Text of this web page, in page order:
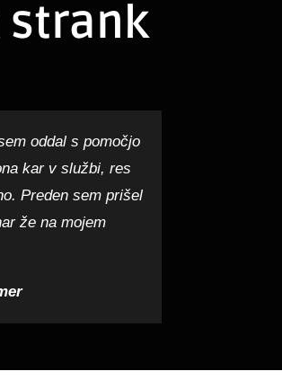
strank
oddal s pomočjo
kar v službi, res
Preden sem prišel
že na mojem